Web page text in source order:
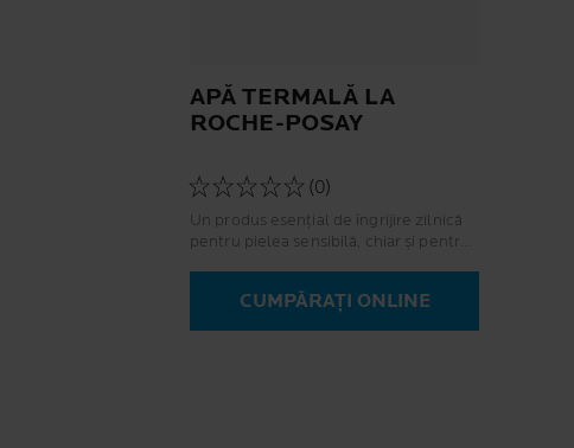
APĂ TERMALĂ LA
ROCHE-POSAY
(0)
Un produs esențial de îngrijire zilnică
pentru pielea sensibilă, chiar și pentru
CUMPĂRAȚI ONLINE